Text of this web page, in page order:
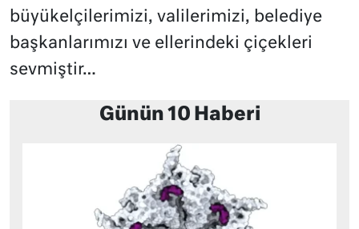
büyükelçilerimizi, valilerimizi, belediye
başkanlarımızı ve ellerindeki çiçekleri
sevmiştir…
Günün 10 Haberi